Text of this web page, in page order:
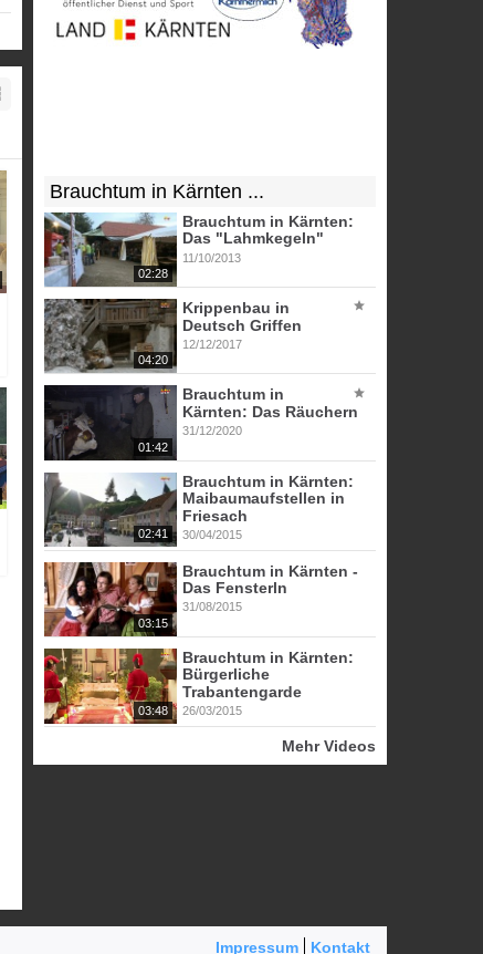
Brauchtum in Kärnten ...
02:28
Brauchtum in Kärnten:
Das "Lahmkegeln"
11/10/2013
04:20
Krippenbau in
Deutsch Griffen
12/12/2017
01:42
Brauchtum in
Kärnten: Das Räuchern
31/12/2020
02:41
Brauchtum in Kärnten:
Maibaumaufstellen in
Friesach
30/04/2015
03:15
Brauchtum in Kärnten -
Das Fensterln
31/08/2015
03:48
Brauchtum in Kärnten:
Bürgerliche
Trabantengarde
26/03/2015
Mehr Videos
Impressum Kontakt